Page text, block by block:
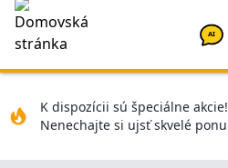
AI
K dispozícii sú špeciálne akcie!
Nenechajte si ujsť skvelé